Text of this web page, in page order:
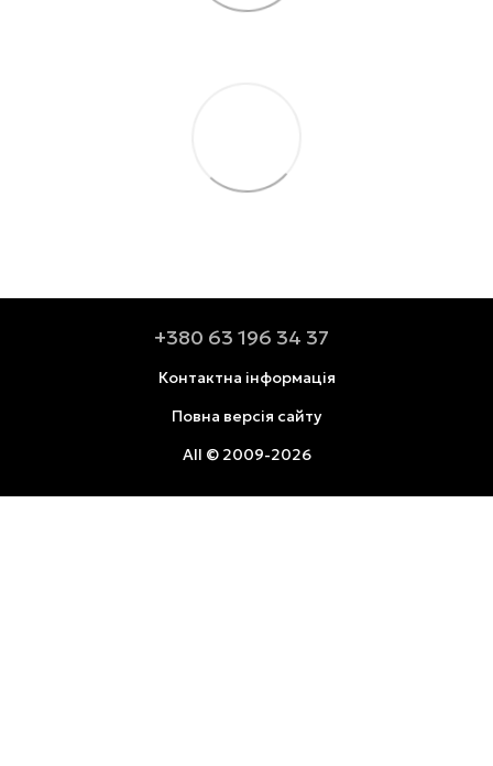
+380 63 196 34 37
Контактна інформація
Повна версія сайту
All © 2009-2026